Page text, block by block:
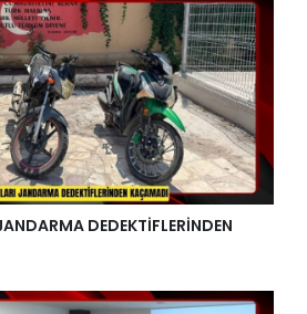
DEDEKTİFLERİNDEN